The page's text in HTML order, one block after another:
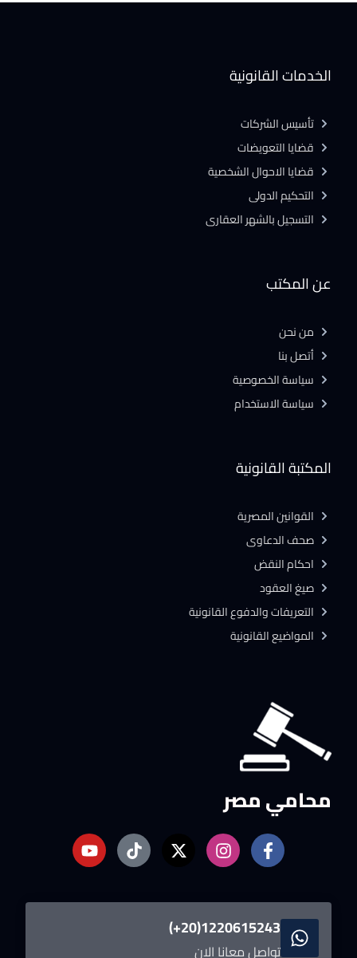
محامي مصر
1220615243(20+)
تواصل معانا الان
المكتبة القانونية
القوانين المصرية
صحف الدعاوى
احكام النقض
صيغ العقود
التعريفات والدفوع القانونية
المواضيع القانونية
عن المكتب
من نحن
أتصل بنا
سياسة الخصوصية
سياسة الاستخدام
الخدمات القانونية
تأسيس الشركات
قضايا التعويضات
قضايا الاحوال الشخصية
التحكيم الدولى
التسجيل بالشهر العقارى